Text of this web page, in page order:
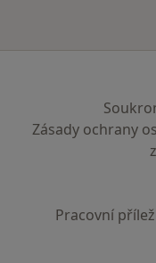
Zásady ochrany
Pracovní